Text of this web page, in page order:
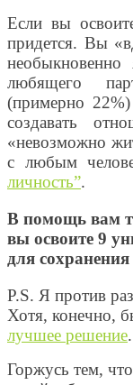
Если вы
придется. Вы
любящего
(примерно
создавать
«невозможно
с любым
личность”.
В помощь вам
вы освоите 9
для
P.S. Я против
Хотя, конечно,
лучшее решение.
Горжусь тем,